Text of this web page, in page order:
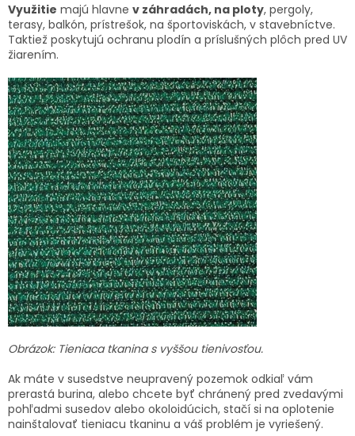
Využitie majú hlavne v záhradách, na ploty, pergoly,
terasy, balkón, prístrešok, na športoviskách, v stavebníctve.
Taktiež poskytujú ochranu plodín a príslušných plôch pred UV
žiarením.
Obrázok: Tieniaca tkanina s vyššou tienivosťou.
Ak máte v susedstve neupravený pozemok odkiaľ vám
prerastá burina, alebo chcete byť chránený pred zvedavými
pohľadmi susedov alebo okoloidúcich, stačí si na oplotenie
nainštalovať tieniacu tkaninu a váš problém je vyriešený.